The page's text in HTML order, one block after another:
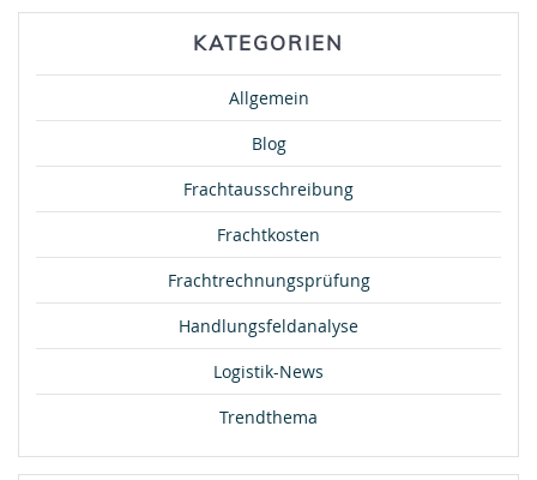
KATEGORIEN
Allgemein
Blog
Frachtausschreibung
Frachtkosten
Frachtrechnungsprüfung
Handlungsfeldanalyse
Logistik-News
Trendthema